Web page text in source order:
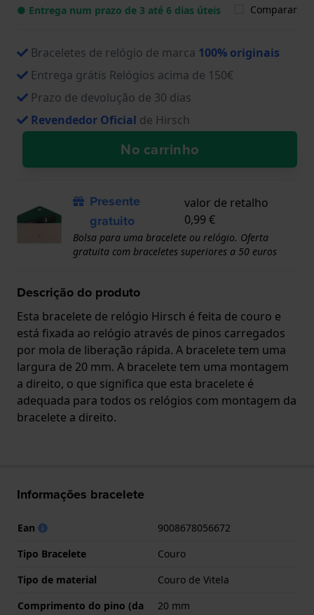
● Entrega num prazo de 3 até 6 dias úteis Comparar
Braceletes de relógio de marca 100% originais
Entrega grátis Relógios acima de 150€
Prazo de devolução de 30 dias
Revendedor Oficial de Hirsch
No carrinho
Presente
gratuito
valor de retalho
0,99 €
Bolsa para uma bracelete ou relógio. Oferta
gratuita com braceletes superiores a 50 euros
Descrição do produto
Esta bracelete de relógio Hirsch é feita de couro e
está fixada ao relógio através de pinos carregados
por mola de liberação rápida. A bracelete tem uma
largura de 20 mm. A bracelete tem uma montagem
a direito, o que significa que esta bracelete é
adequada para todos os relógios com montagem da
bracelete a direito.
Informações bracelete
Ean
9008678056672
Tipo Bracelete
Couro
Tipo de material
Couro de Vitela
Comprimento do pino (da
20 mm